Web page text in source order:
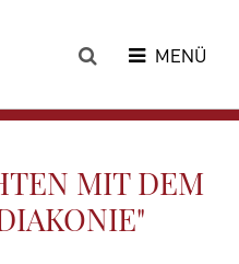
MENÜ
MIT DEM